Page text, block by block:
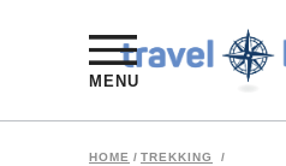
MENU
HOME / TREKKING
/